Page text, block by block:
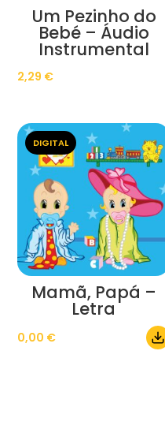
Um Pezinho do
Bebé – Áudio
Instrumental
2,29 €
DIGITAL
Mamã, Papá –
Letra
0,00 €